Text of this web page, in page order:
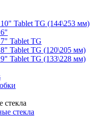
Tablet TG (144\253 мм)
Tablet TG
Tablet TG (120\205 мм)
Tablet TG (133\228 мм)
стекла